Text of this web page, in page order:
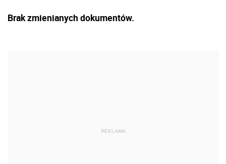
Brak zmienianych dokumentów.